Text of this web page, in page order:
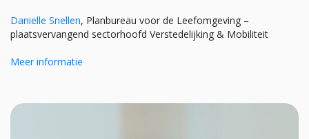
Danielle Snellen, Planbureau voor de Leefomgeving –
plaatsvervangend sectorhoofd Verstedelijking & Mobiliteit
Meer informatie